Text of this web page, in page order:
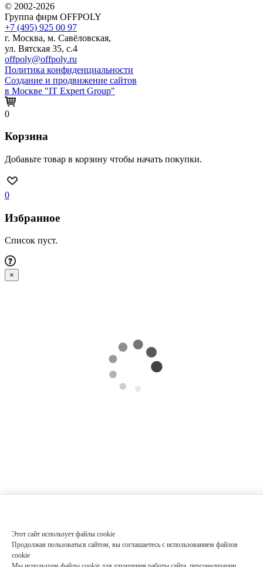
© 2002-2026
Группа фирм OFFPOLY
+7 (495) 925 00 97
г. Москва, м. Савёловская,
ул. Вятская 35, с.4
offpoly@offpoly.ru
Политика конфиденциальности
Создание и продвижение сайтов
в Москве "IT Expert Group"
Этот сайт использует файлы cookie
Продолжая пользоваться сайтом, вы соглашаетесь с использованием файлов
cookie
0
Корзина
Добавьте товар в корзину чтобы начать покупки.
0
Избранное
Список пуст.
×